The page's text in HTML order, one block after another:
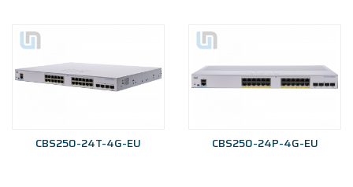
CBS250-24T-4G-EU CBS250-24P-4G-EU